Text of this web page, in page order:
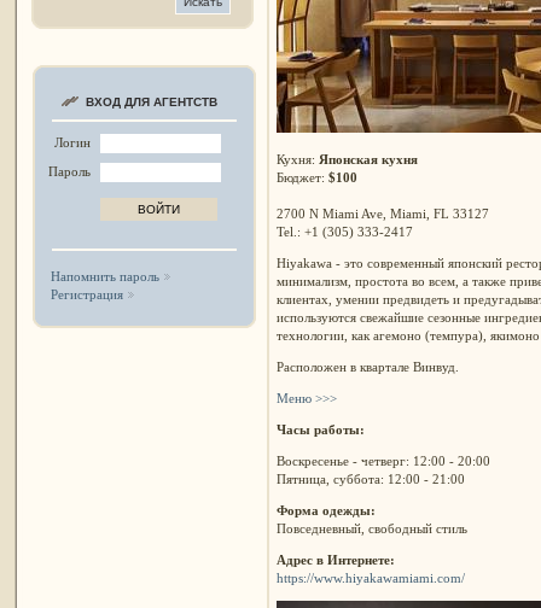
ВХОД ДЛЯ АГЕНТСТВ
Логин
Пароль
Напомнить пароль
Регистрация
Кухня: Японская кухня
Бюджет: $100
2700 N Miami Ave, Miami, FL 33127
Tel.: +1 (305) 333-2417
Hiyakawa - это современный японский
минимализм, простота во всем, а также
клиентах, умении предвидеть и
используются свежайшие сезонные
технологии, как агемоно (темпура),
Расположен в квартале Винвуд.
Меню >>>
Часы работы:
Воскресенье - четверг: 12:00 - 20:00
Пятница, суббота: 12:00 - 21:00
Форма одежды:
Повседневный, свободный стиль
Адрес в Интернете:
https://www.hiyakawamiami.com/